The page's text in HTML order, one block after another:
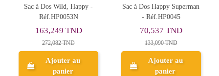
Sac à Dos Happy Superman
- Réf.HP0045
70,537 TND
133,090 TND
Ajouter au
panier
Sac à Dos Leaders LBH5
High Speed
107,499 TND
214,997 TND
Aperçu